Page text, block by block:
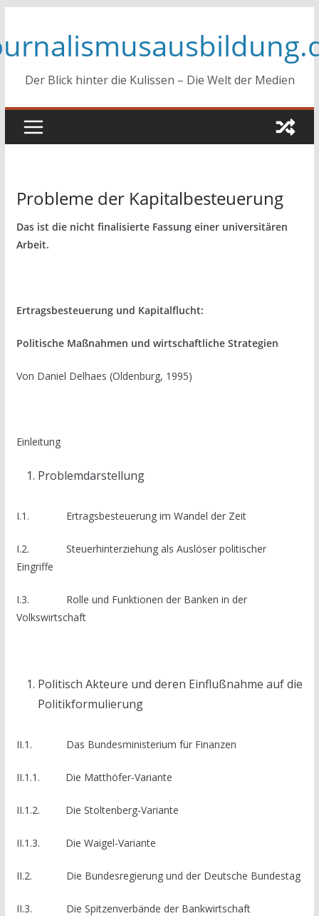
springen
Der Blick hinter die Kulissen – Die Welt der Medien
Probleme der Kapitalbesteuerung
Das ist die nicht finalisierte Fassung einer universitären
Arbeit.
Ertragsbesteuerung und Kapitalflucht:
Politische Maßnahmen und wirtschaftliche Strategien
Von Daniel Delhaes (Oldenburg, 1995)
Einleitung
Problemdarstellung
I.1. Ertragsbesteuerung im Wandel der Zeit
I.2. Steuerhinterziehung als Auslöser politischer
Eingriffe
I.3. Rolle und Funktionen der Banken in der
Volkswirtschaft
Politisch Akteure und deren Einflußnahme auf die
Politikformulierung
II.1. Das Bundesministerium für Finanzen
II.1.1. Die Matthöfer-Variante
II.1.2. Die Stoltenberg-Variante
II.1.3. Die Waigel-Variante
II.2. Die Bundesregierung und der Deutsche Bundestag
II.3. Die Spitzenverbände der Bankwirtschaft